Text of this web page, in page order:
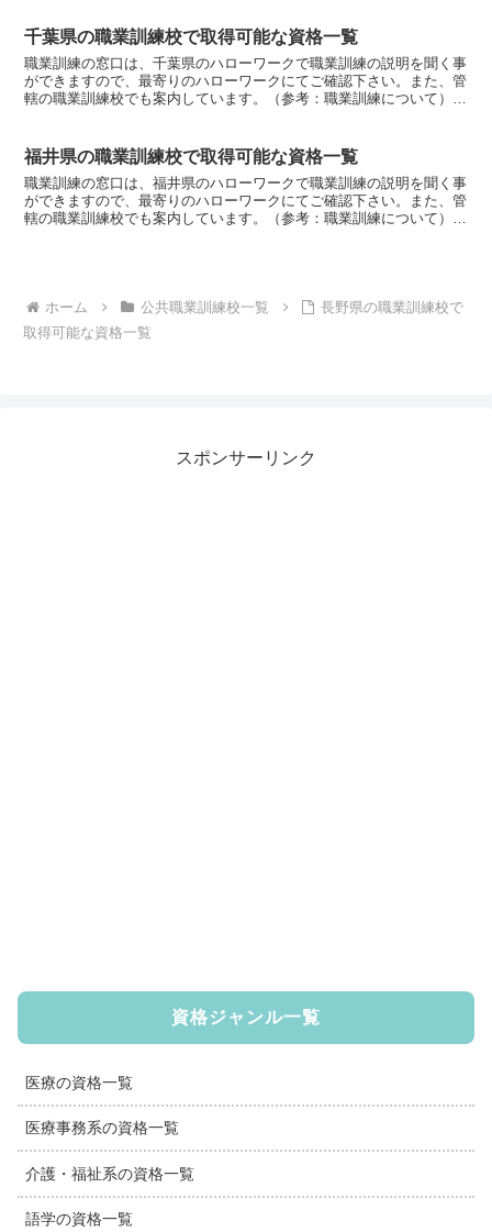
千葉県の職業訓練校で取得可能な資格一覧
職業訓練の窓口は、千葉県のハローワークで職業訓練の説明を聞く事
ができますので、最寄りのハローワークにてご確認下さい。また、管
轄の職業訓練校でも案内しています。（参考：職業訓練について）千
福井県の職業訓練校で取得可能な資格一覧
職業訓練の窓口は、福井県のハローワークで職業訓練の説明を聞く事
ができますので、最寄りのハローワークにてご確認下さい。また、管
轄の職業訓練校でも案内しています。（参考：職業訓練について）福
ホーム 公共職業訓練校一覧
長野県の職業訓練校で
取得可能な資格一覧
スポンサーリンク
資格ジャンル一覧
医療の資格一覧
医療事務系の資格一覧
介護・福祉系の資格一覧
語学の資格一覧